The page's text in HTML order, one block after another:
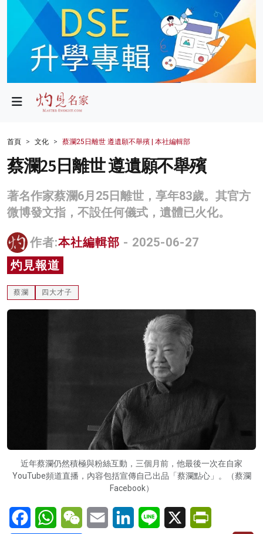
政局
財經
生活
商業
科技
影片
首頁 文化 蔡瀾25日離世 遵遺願不舉殯 | 本社編輯部
蔡瀾25日離世 遵遺願不舉殯
著名作家蔡瀾6月25日離世，享年83歲。其官方
微博發文指，不設任何儀式，遺體已火化。
作者:本社編輯部 - 2025-06-27
灼見報道
蔡瀾 四大才子
近年蔡瀾仍然積極與粉絲互動，三個月前，他最後一次在自家
YouTube頻道直播，內容包括宣傳自己出品「蔡瀾點心」。（蔡瀾
Facebook）
FacebookWhatsAppWeChatEmail LinkedInLine X